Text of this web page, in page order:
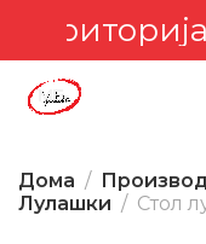
Дома
Лулашки
Стол